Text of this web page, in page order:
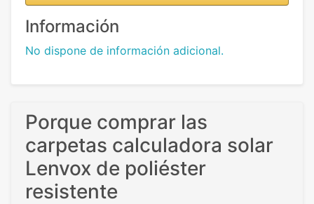
Información
No dispone de información adicional.
Porque comprar las
carpetas calculadora solar
Lenvox de poliéster
resistente